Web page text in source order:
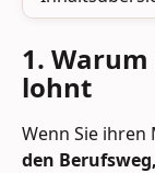
1.
lohnt
Wenn Sie
den